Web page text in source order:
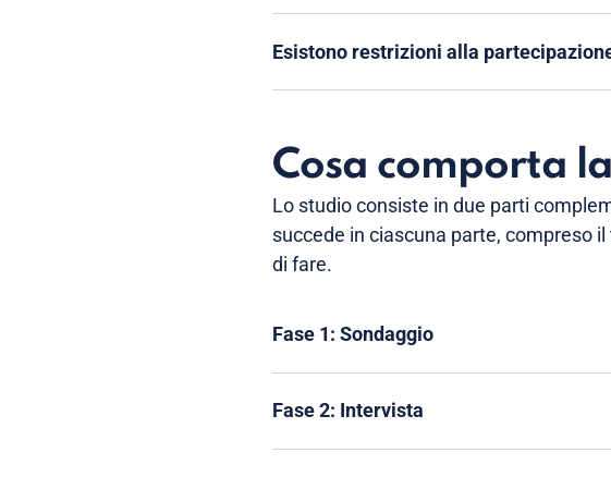
Esistono restrizioni alla
Cosa comporta
Lo studio consiste in due parti
succede in ciascuna parte, compreso
di fare.
Fase 1: Sondaggio
Fase 2: Intervista